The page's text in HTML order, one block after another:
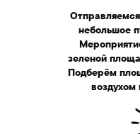
небольшое
зеленой
Подберём
воздухом
Летний
для команды